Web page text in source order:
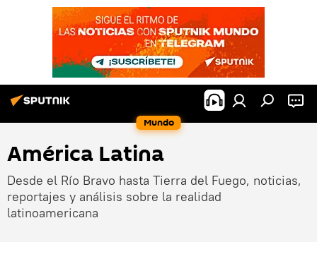
Mundo
América Latina
Desde el Río Bravo hasta Tierra del Fuego, noticias,
reportajes y análisis sobre la realidad
latinoamericana